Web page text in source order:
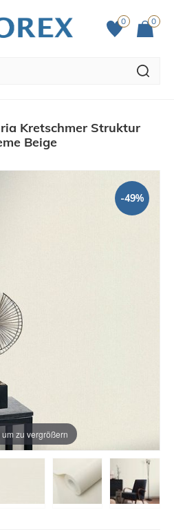
0 0
Kretschmer Struktur
Beige
zu vergrößern
-49%